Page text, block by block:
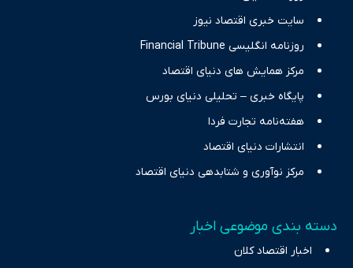
سایت خبری اقتصاد نیوز
روزنامه انگلیسی Financial Tribune
مرکز همایش های دنیای اقتصاد
پایگاه خبری – تحلیلی دنیای بورس
هفته‌نامه تجارت فردا
انتشارات دنیای اقتصاد
مرکز نوآوری و شتابدهی دنیای اقتصاد
دسته بندی موضوعی اخبار
اخبار اقتصاد کلان